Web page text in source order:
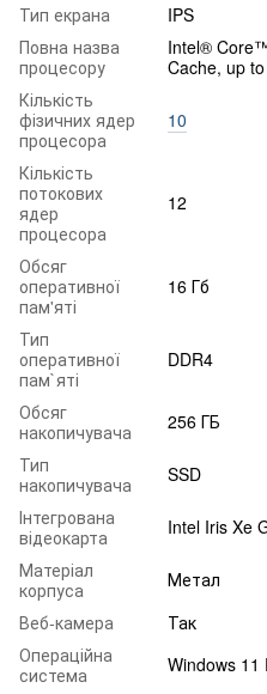
Тип екрана
IPS
Повна назва
процесору
Intel®
Cache, up
Кількість
фізичних ядер
процесора
10
Кількість
потокових
ядер
процесора
12
Обсяг
оперативної
пам'яті
16 Гб
Тип
оперативної
пам`яті
DDR4
Обсяг
накопичувача
256 ГБ
Тип
накопичувача
SSD
Інтегрована
відеокарта
Intel Iris Xe
Матеріал
корпуса
Метал
Веб-камера
Так
Операційна
система
Windows 11